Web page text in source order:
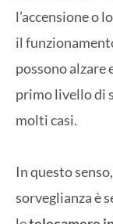
l’accensione o
il
possono alzare
primo livello di
molti casi.
In questo
sorveglianza è